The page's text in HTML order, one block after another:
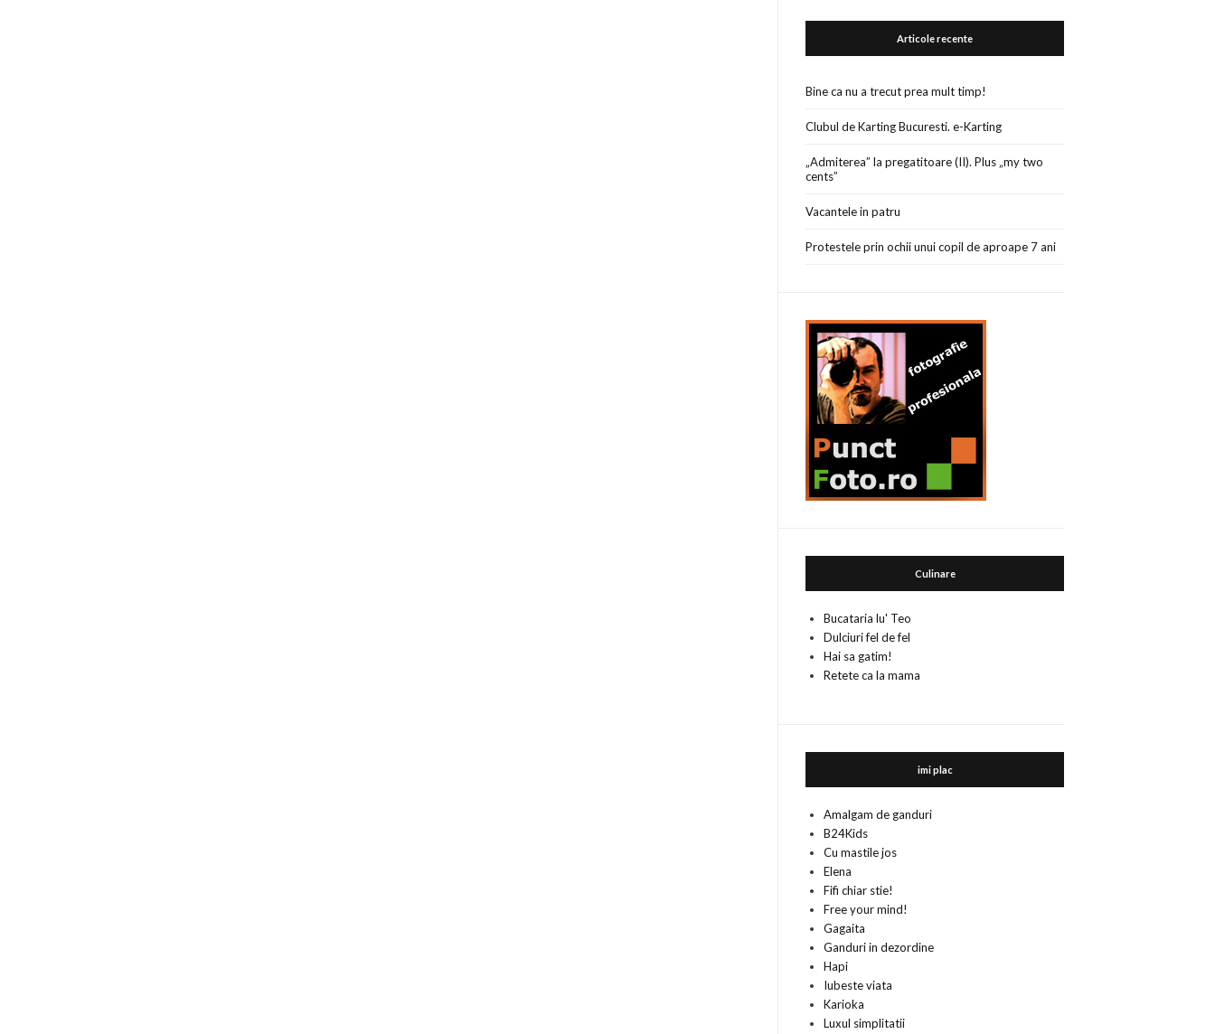
Articole recente
Bine ca nu a trecut prea mult timp!
Clubul de Karting Bucuresti. e-Karting
„Admiterea” la pregatitoare (II). Plus „my two
cents”
Vacantele in patru
Protestele prin ochii unui copil de aproape 7 ani
Culinare
Bucataria lu' Teo
Dulciuri fel de fel
Hai sa gatim!
Retete ca la mama
imi plac
Amalgam de ganduri
B24Kids
Cu mastile jos
Elena
Fifi chiar stie!
Free your mind!
Gagaita
Ganduri in dezordine
Hapi
Iubeste viata
Karioka
Luxul simplitatii